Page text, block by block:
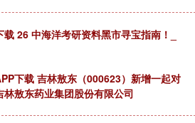
26 中海洋考研资料黑市寻宝指南！_
下载 吉林敖东（000623）新增一起对
敖东药业集团股份有限公司